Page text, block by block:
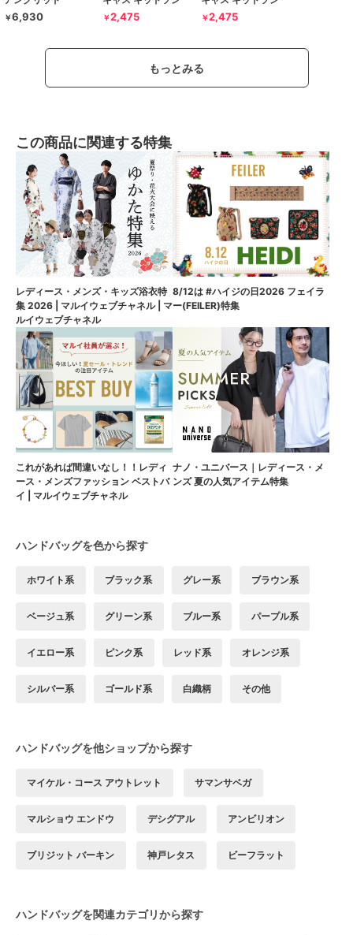
￥6,930 ￥2,475 ￥2,475
もっとみる
この商品に関連する特集
レディース・メンズ・キッズ浴衣特
集 2026 | マルイウェブチャネル | マ
ルイウェブチャネル
8/12は #ハイジの日2026 フェイラ
ー(FEILER)特集
これがあれば間違いなし！！レディ
ース・メンズファッション ベストバ
イ | マルイウェブチャネル
ナノ・ユニバース｜レディース・メ
ンズ 夏の人気アイテム特集
ハンドバッグを色から探す
ホワイト系 ブラック系 グレー系 ブラウン系
ベージュ系 グリーン系 ブルー系 パープル系
イエロー系 ピンク系 レッド系 オレンジ系
シルバー系 ゴールド系 白織柄 その他
ハンドバッグを他ショップから探す
マイケル・コース アウトレット サマンサベガ
マルショウ エンドウ デシグアル アンビリオン
ブリジット バーキン 神戸レタス ビーフラット
ハンドバッグを関連カテゴリから探す